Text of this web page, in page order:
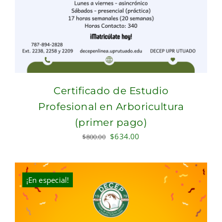
Certificado de Estudio
Profesional en Arboricultura
(primer pago)
$800.00 Original
was:
$634.00
is:
¡En especial!